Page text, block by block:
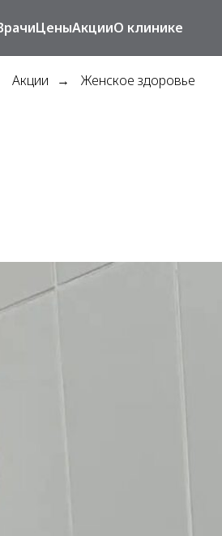
ЦеныАкцииО клинике
Акции → Женское здоровье